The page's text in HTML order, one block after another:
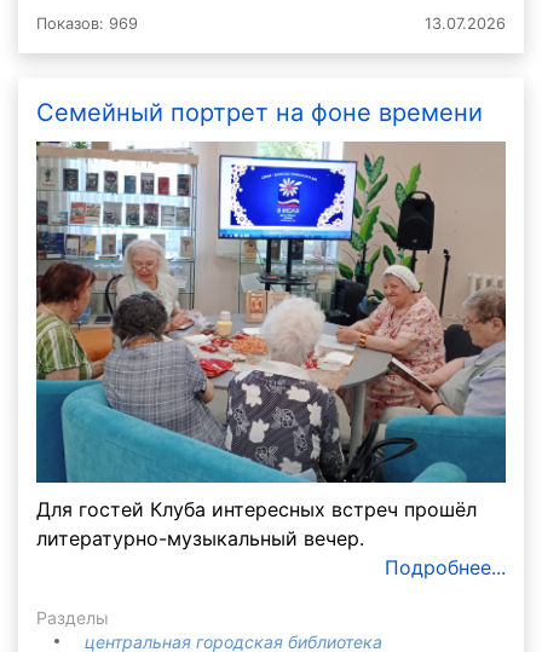
Показов: 969 13.07.2026
Семейный портрет на фоне времени
Для гостей Клуба интересных встреч прошёл
литературно-музыкальный вечер.
Подробнее...
Разделы
центральная городская библиотека